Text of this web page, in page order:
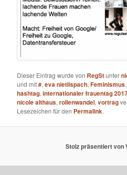
Dieser Eintrag wurde von RegStunter
und mit#,eva nietlispach,Feminismus
hashtag,internationaler frauentag
nicole althaus,rollenwandel,vortrag
Lesezeichen für den Permalink.
Stolz präsentiert von